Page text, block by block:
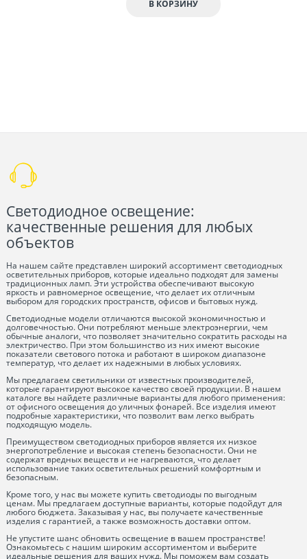
В КОРЗИНУ
Светодиодное освещение:
качественные решения для любых
объектов
На нашем сайте представлен широкий ассортимент светодиодных
осветительных приборов, которые идеально подходят для замены
традиционных ламп. Эти устройства обеспечивают высокую
яркость и равномерное освещение, что делает их отличным
выбором для городских пространств, офисов и бытовых нужд.
Светодиодные модели отличаются высокой экономичностью и
долговечностью. Они потребляют меньше электроэнергии, чем
обычные аналоги, что позволяет значительно сократить расходы на
электричество. При этом большинство из них имеют высокие
показатели светового потока и работают в широком диапазоне
температур, что делает их надежными в любых условиях.
Мы предлагаем светильники от известных производителей,
которые гарантируют высокое качество своей продукции. В нашем
каталоге вы найдете различные варианты для любого применения:
от офисного освещения до уличных фонарей. Все изделия имеют
подробные характеристики, что позволит вам легко выбрать
подходящую модель.
Преимуществом светодиодных приборов является их низкое
энергопотребление и высокая степень безопасности. Они не
содержат вредных веществ и не нагреваются, что делает
использование таких осветительных решений комфортным и
безопасным.
Кроме того, у нас вы можете купить светодиоды по выгодным
ценам. Мы предлагаем доступные варианты, которые подойдут для
любого бюджета. Заказывая у нас, вы получаете качественные
изделия с гарантией, а также возможность доставки оптом.
Не упустите шанс обновить освещение в вашем пространстве!
Ознакомьтесь с нашим широким ассортиментом и выберите
идеальные решения для ваших нужд. Мы поможем вам создать